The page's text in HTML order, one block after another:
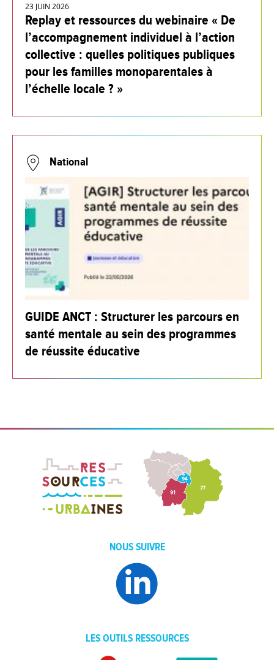
23 JUIN 2026
Replay et ressources du webinaire « De
l’accompagnement individuel à l’action
collective : quelles politiques publiques
pour les familles monoparentales à
l’échelle locale ? »
National
GUIDE ANCT : Structurer les parcours en
santé mentale au sein des programmes
de réussite éducative
NOUS SUIVRE
LES OUTILS RESSOURCES